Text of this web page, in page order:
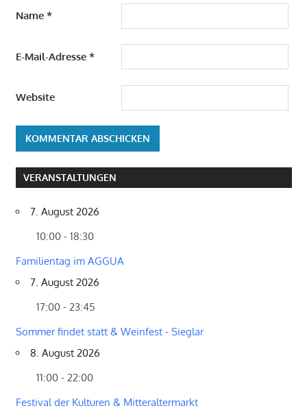
Name *
E-Mail-Adresse *
Website
VERANSTALTUNGEN
7. August 2026
10:00 - 18:30
Familientag im AGGUA
7. August 2026
17:00 - 23:45
Sommer findet statt & Weinfest - Sieglar
8. August 2026
11:00 - 22:00
Festival der Kulturen & Mitteraltermarkt